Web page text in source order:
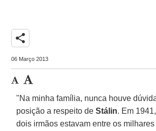
share
06 Março 2013
"Na minha família, nunca houve
posição a respeito deStálin. Em
dois irmãos estavam entre os